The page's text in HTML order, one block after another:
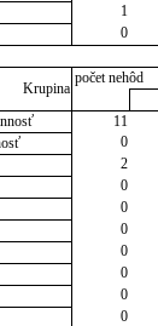
1
0
Krupina
počet nehôd
11
0
2
0
0
0
0
0
0
0